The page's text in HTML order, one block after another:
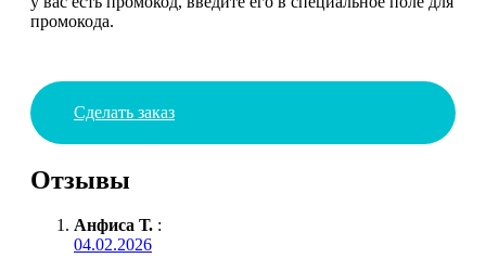
промокода.
Сделать заказ
Отзывы
Анфиса Т. :
04.02.2026